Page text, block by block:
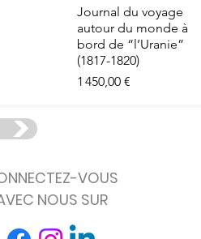
Aperçu rapide
Journal du voyage
autour du monde à
bord de “l’Uranie”
(1817-1820)
Prix
1 450,00 €
VOUS
NOUS SUR